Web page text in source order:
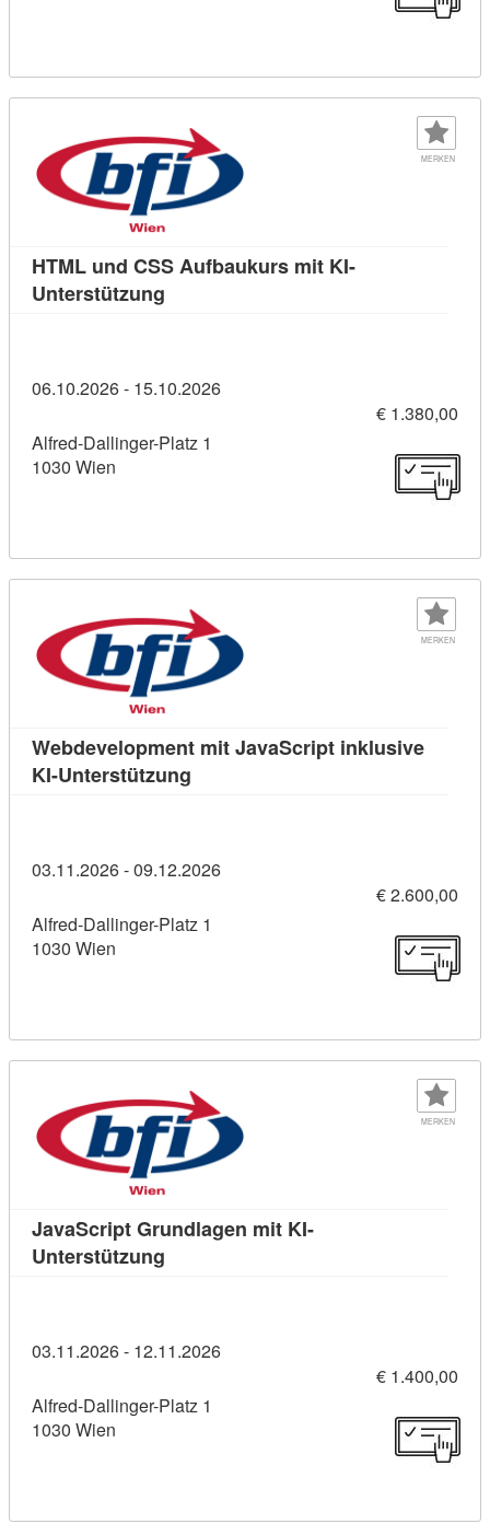
MERKEN
HTML und CSS Aufbaukurs mit KI-
Unterstützung
06.10.2026 - 15.10.2026
€ 1.380,00
Alfred-Dallinger-Platz 1
1030 Wien
MERKEN
Webdevelopment mit JavaScript inklusive
KI-Unterstützung
03.11.2026 - 09.12.2026
€ 2.600,00
Alfred-Dallinger-Platz 1
1030 Wien
MERKEN
JavaScript Grundlagen mit KI-
Unterstützung
03.11.2026 - 12.11.2026
€ 1.400,00
Alfred-Dallinger-Platz 1
1030 Wien